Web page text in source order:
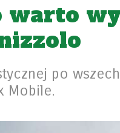
warto
po
Mobile.